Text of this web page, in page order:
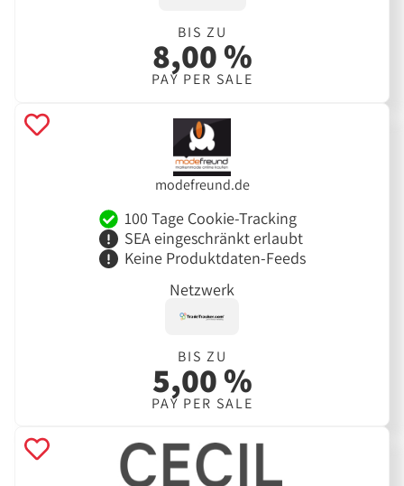
BIS ZU
8,00 %
PAY PER SALE
modefreund.de
100 Tage Cookie-Tracking
SEA eingeschränkt erlaubt
Keine Produktdaten-Feeds
Netzwerk
BIS ZU
5,00 %
PAY PER SALE